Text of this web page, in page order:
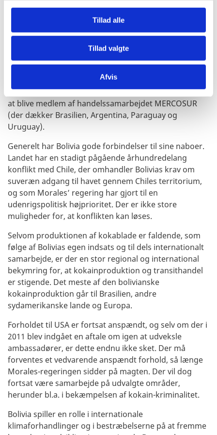
Tillad alle
Tillad valgte
Afvis
departements- eller kommunegrænser. Der er tale om
politiske konflikter og administrative udfordringer.
Internationalt er Bolivia allieret med ALBA-
gruppen
samarbejder (herunder UNASUR og CELAC). ALBA er
meget afhængig af Venezuelas engagement og
økonomiske styrke. Bolivia har for nylig anmodet om
at blive medlem af handelssamarbejdet MERCOSUR
(der dækker Brasilien, Argentina, Paraguay og
Uruguay).
Generelt har Bolivia gode forbindelser til sine naboer.
Landet har en stadigt pågående århundredelang
konflikt med Chile, der omhandler Bolivias krav om
suveræn adgang til havet gennem Chiles territorium,
og som Morales’ regering har gjort til en
udenrigspolitisk højprioritet. Der er ikke store
muligheder for, at konflikten kan løses.
Selvom produktionen af kokablade er faldende, som
følge af Bolivias egen indsats og til dels internationalt
samarbejde, er der en stor regional og international
bekymring for, at kokainproduktion og transithandel
er stigende. Det meste af den bolivianske
kokainproduktion går til Brasilien, andre
sydamerikanske lande og Europa.
Forholdet til USA er fortsat anspændt, og selv om der i
2011 blev indgået en aftale om igen at udveksle
ambassadører, er dette endnu ikke sket. Der må
forventes et vedvarende anspændt forhold, så længe
Morales-regeringen sidder på magten. Der vil dog
fortsat være samarbejde på udvalgte områder,
herunder bl.a. i bekæmpelsen af kokain-kriminalitet.
Bolivia spiller en rolle i internationale
klimaforhandlinger og i bestræbelserne på at fremme